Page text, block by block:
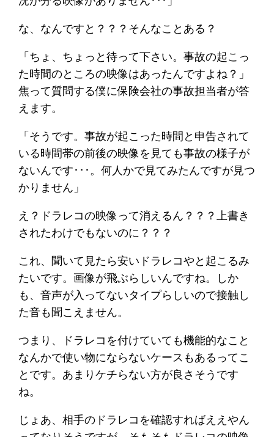
な、なんですと？？？そんなことある？
「ちょ、ちょっと待って下さい。事故の起こっ
た時間のところの映像はあったんですよね？」
焦って質問する僕に保険会社の事故担当者が答
えます。
「そうです。事故が起こった時間と申告されて
いる時間帯の前後の映像を見ても事故の様子が
ないんです･･･。何人かで見てみたんですが見つ
かりません」
え？ドラレコの映像って消えるん？？？上書き
されたわけでもないのに？？？
これ、聞いて見たら安いドラレコやと起こるみ
たいです。画像が飛ぶらしいんですね。しか
も、音声が入ってないタイプらしいので接触し
た音も聞こえません。
つまり、ドラレコを付けていても機能的なこと
なんかで使い物にならないケースもあるってこ
とです。あまりケチらない方が良さそうです
ね。
じょあ、相手のドラレコを確認すればええやん